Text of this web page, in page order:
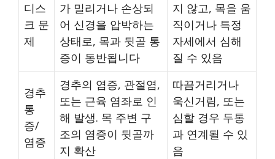
디스
크 문
제
가 밀리거나 손상되
어 신경을 압박하는
상태로, 목과 뒷골 통
증이 동반됩니다
지 않고, 목을 움
직이거나 특정
자세에서 심해
질 수 있음
경추
통
증/
염증
경추의 염증, 관절염,
또는 근육 염좌로 인
해 발생. 목 주변 구
조의 염증이 뒷골까
지 확산
따끔거리거나
욱신거림, 또는
심할 경우 두통
과 연계될 수 있
음